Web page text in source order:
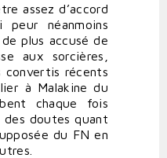
assez d’accord
peur néanmoins
plus accusé de
aux sorcières,
convertis récents
à Malakine du
chaque fois
des doutes quant
du FN en